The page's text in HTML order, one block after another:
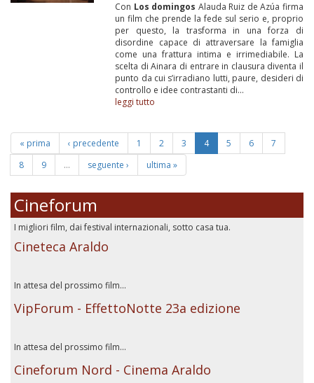
Con Los domingos Alauda Ruiz de Azúa firma
un film che prende la fede sul serio e, proprio
per questo, la trasforma in una forza di
disordine capace di attraversare la famiglia
come una frattura intima e irrimediabile. La
scelta di Ainara di entrare in clausura diventa il
punto da cui s’irradiano lutti, paure, desideri di
controllo e idee contrastanti di...
leggi tutto
« prima ‹ precedente 1 2 3 4 5 6
7
8
9 … seguente › ultima »
Cineforum
I migliori film, dai festival internazionali, sotto casa tua.
Cineteca Araldo
In attesa del prossimo film...
VipForum - EffettoNotte 23a edizione
In attesa del prossimo film...
Cineforum Nord - Cinema Araldo